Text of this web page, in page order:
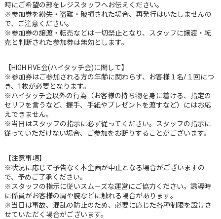
時にご希望の部をレジスタッフへお伝えください。
※参加券を紛失・盗難・破損された場合、再発行はいたしませんの
で、ご注意ください。
※参加券の譲渡・転売などは一切禁止となり、スタッフに譲渡・転
売と判断された参加券は無効とします。
【HIGH FIVE会(ハイタッチ会)に関して】
※参加券はご参加される方の年齢に関わらず、お客様１名/１回につ
き、1枚が必要となります。
※ハイタッチ会以外の行為（お客様の持ち物を身に着ける、指定の
セリフを言うなど、握手、手紙やプレゼントを渡すなど）にはお応
えできません。
※当日はスタッフの指示に必ず従ってください。スタッフの指示に
従っていただけない場合、ご参加をお断りすることがございます。
【注意事項】
※状況に応じて予告なく本企画が中止となる場合がございますの
で、予めご了承ください。
※スタッフの指示に従いスムーズな運営にご協力ください。誘導時
に係員がお客様の肩や腕などに触れる場合があります｡
※当日は事故、混乱の防止のため、必要に応じた各種制限を設けさ
せていただく場合がございます。